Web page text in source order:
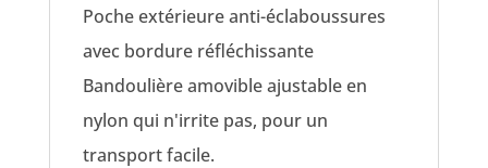
Poche extérieure anti-éclaboussures
avec bordure réfléchissante
Bandoulière amovible ajustable en
nylon qui n'irrite pas, pour un
transport facile.